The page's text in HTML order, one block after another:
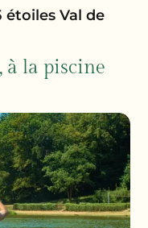
étoiles Val de
à la piscine